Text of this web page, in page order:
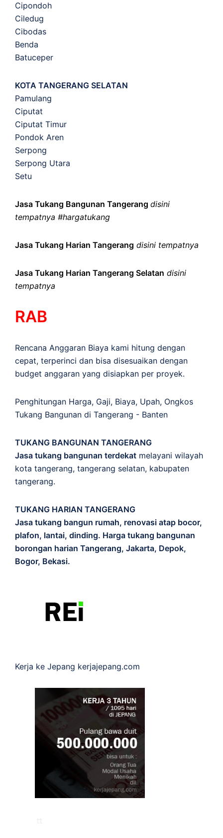
Cipondoh
Ciledug
Cibodas
Benda
Batuceper
KOTA TANGERANG SELATAN
Pamulang
Ciputat
Ciputat Timur
Pondok Aren
Serpong
Serpong Utara
Setu
Jasa Tukang Bangunan Tangerang disini
tempatnya #hargatukang
Jasa Tukang Harian Tangerang disini tempatnya
Jasa Tukang Harian Tangerang Selatan disini
tempatnya
RAB
Rencana Anggaran Biaya kami hitung dengan
cepat, terperinci dan bisa disesuaikan dengan
budget anggaran yang disiapkan per proyek.
Penghitungan Harga, Gaji, Biaya, Upah, Ongkos
Tukang Bangunan di Tangerang - Banten
TUKANG BANGUNAN TANGERANG
Jasa tukang bangunan terdekat melayani wilayah
kota tangerang, tangerang selatan, kabupaten
tangerang.
TUKANG HARIAN TANGERANG
Jasa tukang bangun rumah, renovasi atap bocor,
plafon, lantai, dinding. Harga tukang bangunan
borongan harian Tangerang, Jakarta, Depok,
Bogor, Bekasi.
Kerja ke Jepang kerjajepang.com